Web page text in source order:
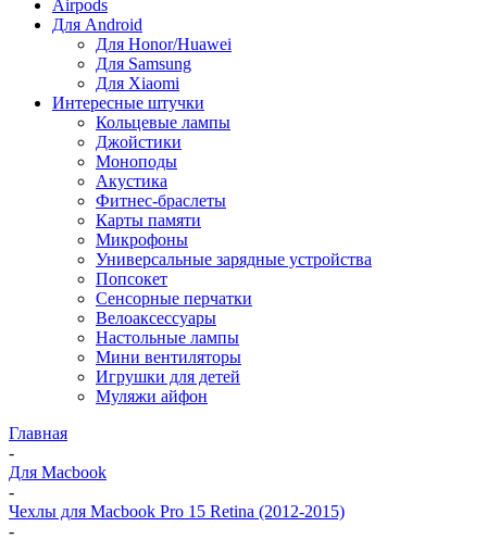
Airpods
Для Android
Для Honor/Huawei
Для Samsung
Для Xiaomi
Интересные штучки
Кольцевые лампы
Джойстики
Моноподы
Акустика
Фитнес-браслеты
Карты памяти
Микрофоны
Универсальные зарядные устройства
Попсокет
Сенсорные перчатки
Велоаксессуары
Настольные лампы
Мини вентиляторы
Игрушки для детей
Муляжи айфон
Главная
-
Для Macbook
-
Чехлы для Macbook Pro 15 Retina (2012-2015)
-